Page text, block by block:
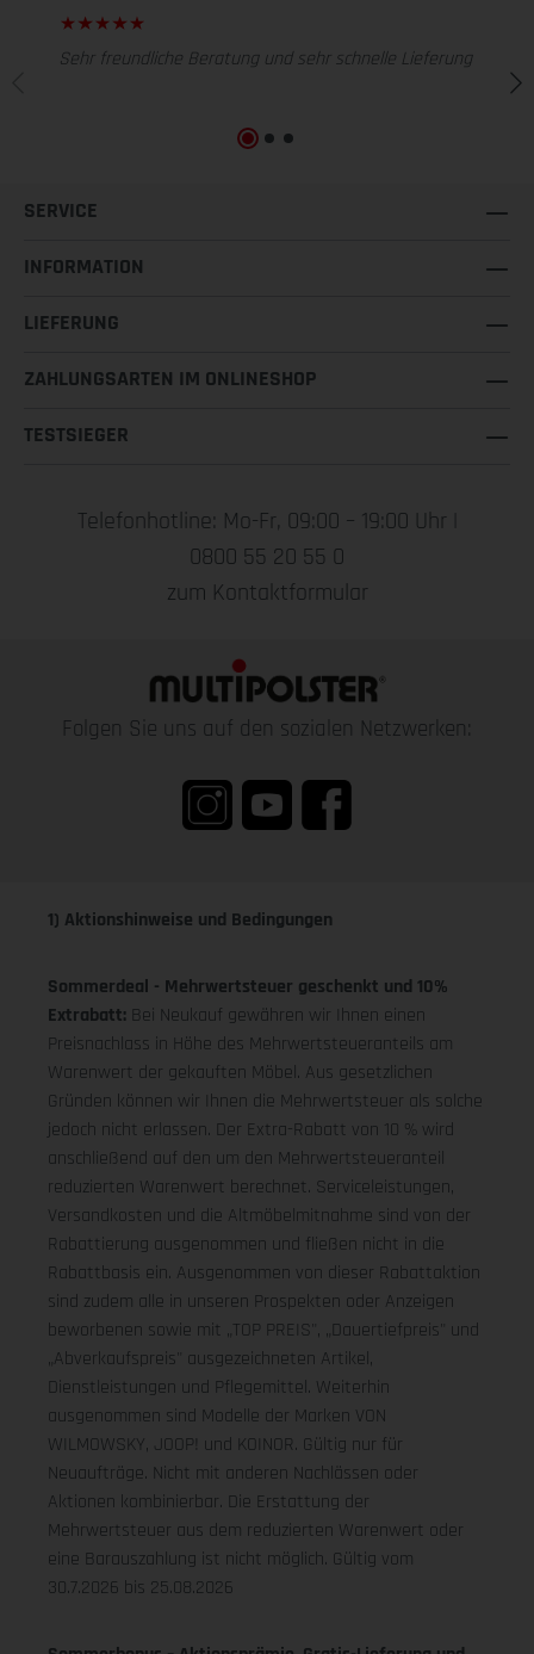
Sehr freundliche Beratung und sehr schnelle Lieferung
SERVICE
INFORMATION
LIEFERUNG
ZAHLUNGSARTEN IM ONLINESHOP
TESTSIEGER
Telefonhotline: Mo-Fr, 09:00 – 19:00 Uhr |
0800 55 20 55 0
zum Kontaktformular
Folgen Sie uns auf den sozialen Netzwerken:
1) Aktionshinweise und Bedingungen
Sommerdeal - Mehrwertsteuer geschenkt und 10%
Extrabatt: Bei Neukauf gewähren wir Ihnen einen
Preisnachlass in Höhe des Mehrwertsteueranteils am
Warenwert der gekauften Möbel. Aus gesetzlichen
Gründen können wir Ihnen die Mehrwertsteuer als solche
jedoch nicht erlassen. Der Extra-Rabatt von 10 % wird
anschließend auf den um den Mehrwertsteueranteil
reduzierten Warenwert berechnet. Serviceleistungen,
Versandkosten und die Altmöbelmitnahme sind von der
Rabattierung ausgenommen und fließen nicht in die
Rabattbasis ein. Ausgenommen von dieser Rabattaktion
sind zudem alle in unseren Prospekten oder Anzeigen
beworbenen sowie mit „TOP PREIS", „Dauertiefpreis" und
„Abverkaufspreis" ausgezeichneten Artikel,
Dienstleistungen und Pflegemittel. Weiterhin
ausgenommen sind Modelle der Marken VON
WILMOWSKY, JOOP! und KOINOR. Gültig nur für
Neuaufträge. Nicht mit anderen Nachlässen oder
Aktionen kombinierbar. Die Erstattung der
Mehrwertsteuer aus dem reduzierten Warenwert oder
eine Barauszahlung ist nicht möglich. Gültig vom
30.7.2026 bis 25.08.2026